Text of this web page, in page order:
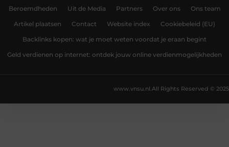
Beroemdheden Uit de Media Partners Over ons Ons team
Artikel plaatsen Contact Website index Cookiebeleid (EU)
Backlinks kopen: wat je moet weten voordat je eraan begint
Geld verdienen op internet: ontdek jouw online verdienmogelijkheden
All Rights Reserved © 2025
www.vnsu.nl.